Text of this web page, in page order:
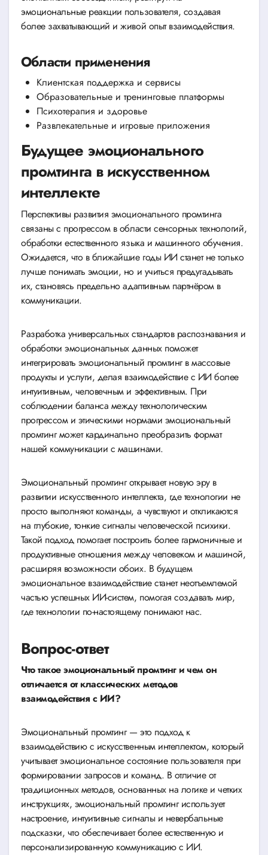
эмоциональные реакции пользователя, создавая
более захватывающий и живой опыт взаимодействия.
Области применения
Клиентская поддержка и сервисы
Образовательные и тренинговые платформы
Психотерапия и здоровье
Развлекательные и игровые приложения
Будущее эмоционального
промтинга в искусственном
интеллекте
Перспективы развития эмоционального промтинга
связаны с прогрессом в области сенсорных технологий,
обработки естественного языка и машинного обучения.
Ожидается, что в ближайшие годы ИИ станет не только
лучше понимать эмоции, но и учиться предугадывать
их, становясь предельно адаптивным партнёром в
коммуникации.
Разработка универсальных стандартов распознавания и
обработки эмоциональных данных поможет
интегрировать эмоциональный промтинг в массовые
продукты и услуги, делая взаимодействие с ИИ более
интуитивным, человечным и эффективным. При
соблюдении баланса между технологическим
прогрессом и этическими нормами эмоциональный
промтинг может кардинально преобразить формат
нашей коммуникации с машинами.
Эмоциональный промтинг открывает новую эру в
развитии искусственного интеллекта, где технологии не
просто выполняют команды, а чувствуют и откликаются
на глубокие, тонкие сигналы человеческой психики.
Такой подход помогает построить более гармоничные и
продуктивные отношения между человеком и машиной,
расширяя возможности обоих. В будущем
эмоциональное взаимодействие станет неотъемлемой
частью успешных ИИ-систем, помогая создавать мир,
где технологии по-настоящему понимают нас.
Вопрос-ответ
Что такое эмоциональный промтинг и чем он
отличается от классических методов
взаимодействия с ИИ?
Эмоциональный промтинг — это подход к
взаимодействию с искусственным интеллектом, который
учитывает эмоциональное состояние пользователя при
формировании запросов и команд. В отличие от
традиционных методов, основанных на логике и четких
инструкциях, эмоциональный промтинг использует
настроение, интуитивные сигналы и невербальные
подсказки, что обеспечивает более естественную и
персонализированную коммуникацию с ИИ.